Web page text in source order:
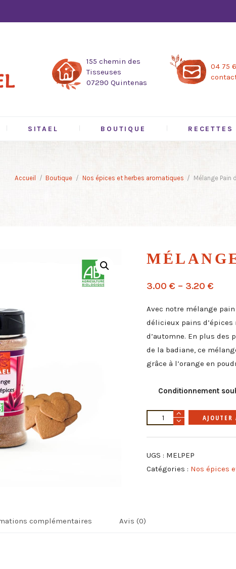
155 chemin des
Tisseuses
07290 Quintenas
04 75
SITAEL BOUTIQUE
Accueil Boutique Nos épices et herbes aromatiques Mélange Pain
3.00 € – 3.20 €
Avec notre mélange
délicieux pains
d’automne. En plus
de la badiane, ce
grâce à l’orange en
Conditionnement
quantité
Pain
d'épices
UGS : MELPEP
Catégories : Nos épices
complémentaires Avis (0)